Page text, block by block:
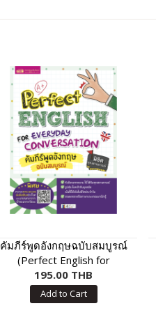
คัมภีร์พูดอังกฤษฉบับสมบูรณ์
(Perfect English for
Everyday Conversation)
195.00 THB
Add to Cart